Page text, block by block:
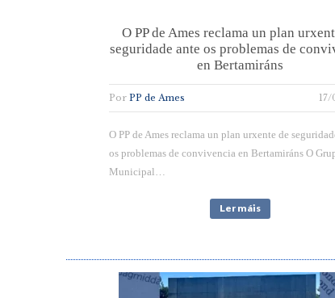
O PP de Ames reclama un plan
seguridade ante os problemas de
en Bertamiráns
Por PP de Ames
O PP de Ames reclama un plan urxente de
os problemas de convivencia en Bertamiráns O
Municipal…
Ler máis